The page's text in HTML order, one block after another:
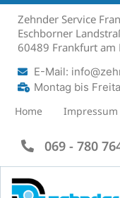
Zehnder Service
Eschborner
60489 Frankfurt am
E-Mail:
Montag bis
Home
Impressum
069 - 780